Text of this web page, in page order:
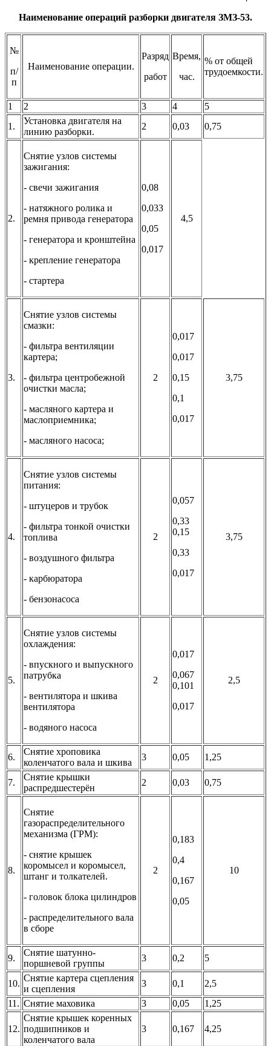
Наименование операций разборки двигателя ЗМЗ-53.
№
п/
п
Наименование операции.
Разряд
работ
Время,
час.
% от общей
трудоемкости.
1 2 3 4
5
1.
Установка двигателя на
линию разборки.
2 0,03 0,75
2.
Снятие узлов системы
зажигания:
- свечи зажигания
- натяжного ролика и
ремня привода генератора
- генератора и кронштейна
- крепление генератора
- стартера
0,08
0,033
0,05
0,017
4,5
3.
Снятие узлов системы
смазки:
- фильтра вентиляции
картера;
- фильтра центробежной
очистки масла;
- масляного картера и
маслоприемника;
- масляного насоса;
2
0,017
0,017
0,15
0,1
0,017
3,75
4.
Снятие узлов системы
питания:
- штуцеров и трубок
- фильтра тонкой очистки
топлива
- воздушного фильтра
- карбюратора
- бензонасоса
2
0,057
0,33
0,15
0,33
0,017
3,75
5.
Снятие узлов системы
охлаждения:
- впускного и выпускного
патрубка
- вентилятора и шкива
вентилятора
- водяного насоса
2
0,017
0,067
0,101
0,017
2,5
6.
Снятие хроповика
коленчатого вала и шкива
3 0,05 1,25
7.
Снятие крышки
распредшестерён
2 0,03 0,75
8.
Снятие
газораспределительного
механизма (ГРМ):
- снятие крышек
коромысел и коромысел,
штанг и толкателей.
- головок блока цилиндров
- распределительного вала
в сборе
2
0,183
0,4
0,167
0,05
10
9.
Снятие шатунно-
поршневой группы
3 0,2 5
10.
Снятие картера сцепления
и сцепления
3 0,1
2,5
11. Снятие маховика 3 0,05 1,25
12.
Снятие крышек коренных
подшипников и
коленчатого вала
3 0,167 4,25